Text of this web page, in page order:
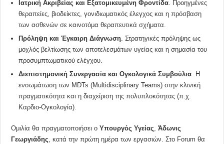
Ιατρική Ακριβείας και Εξατομικευμένη Φροντίδα . Προηγμένες
θεραπείες, βιοδείκτες, γονιδιωματικός έλεγχος και η πρόσβαση
των ασθενών σε καινοτόμα θεραπευτικά σχήματα.
Πρόληψη και Έγκαιρη Διάγνωση . Στρατηγικές πρόληψης ως
μοχλός βελτίωσης των αποτελεσμάτων υγείας και η σημασία του
προσυμπτωματικού ελέγχου.
Διεπιστημονική Συνεργασία και Ογκολογικά Συμβούλια . Η
ενσωμάτωση των MDTs (Multidisciplinary Teams) στην κλινική
πραγματικότητα και η διαχείριση της πολυπλοκότητας (π.χ.
Καρδιο-Ογκολογία).
Ομιλία θα πραγματοποιήσει οΥπουργός Υγείας ,Άδωνις
Γεωργιάδης , κατά την πρώτη ημέρα των εργασιών. Στο Forum θα